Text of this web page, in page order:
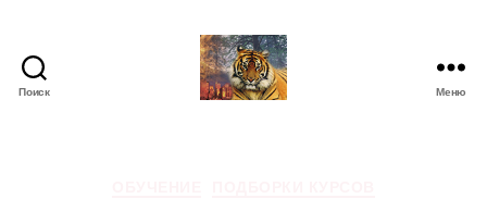
Поиск Меню